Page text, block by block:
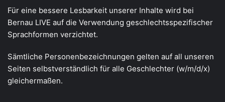
Für eine bessere Lesbarkeit unserer Inhalte wird bei
Bernau LIVE auf die Verwendung geschlechtsspezifischer
Sprachformen verzichtet.
Sämtliche Personenbezeichnungen gelten auf all unseren
Seiten selbstverständlich für alle Geschlechter (w/m/d/x)
gleichermaßen.